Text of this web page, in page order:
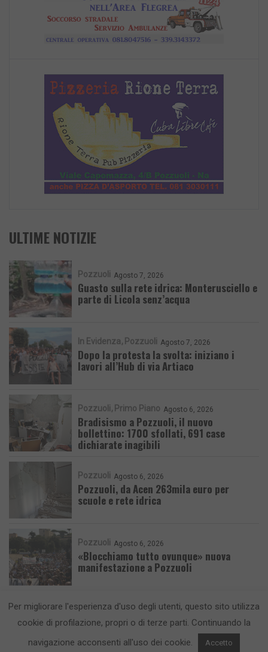
ULTIME NOTIZIE
Pozzuoli Agosto 7, 2026
Guasto sulla rete idrica: Monterusciello e
parte di Licola senz’acqua
In Evidenza Pozzuoli Agosto 7, 2026
Dopo la protesta la svolta: iniziano i
lavori all’Hub di via Artiaco
Pozzuoli Primo Piano Agosto 6, 2026
Bradisismo a Pozzuoli, il nuovo
bollettino: 1700 sfollati, 691 case
dichiarate inagibili
Pozzuoli Agosto 6, 2026
Pozzuoli, da Acen 263mila euro per
scuole e rete idrica
Pozzuoli Agosto 6, 2026
«Blocchiamo tutto ovunque» nuova
manifestazione a Pozzuoli
Per migliorare l'esperienza d'uso degli utenti, questo sito utilizza
cookie di profilazione, propri o di terze parti. Continuando la
navigazione acconsenti all'uso dei cookie.
Accetto